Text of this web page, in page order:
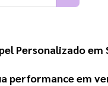
Personalizado em
performance em